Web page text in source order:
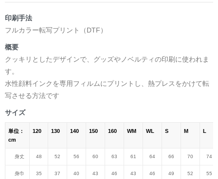
印刷手法
フルカラー転写プリント（DTF）
概要
クッキリとしたデザインで、グッズやノベルティの印刷に使われま
す。
水性顔料インクを専用フィルムにプリントし、熱プレスをかけて転
写させる方法です
サイズ
単位：
cm
120 130 140 150 160 WM WL S M L
身丈 48 52 56 60 63 61 64 66 70 74
身巾 35 37 40 43 46 43 46 49 52 55